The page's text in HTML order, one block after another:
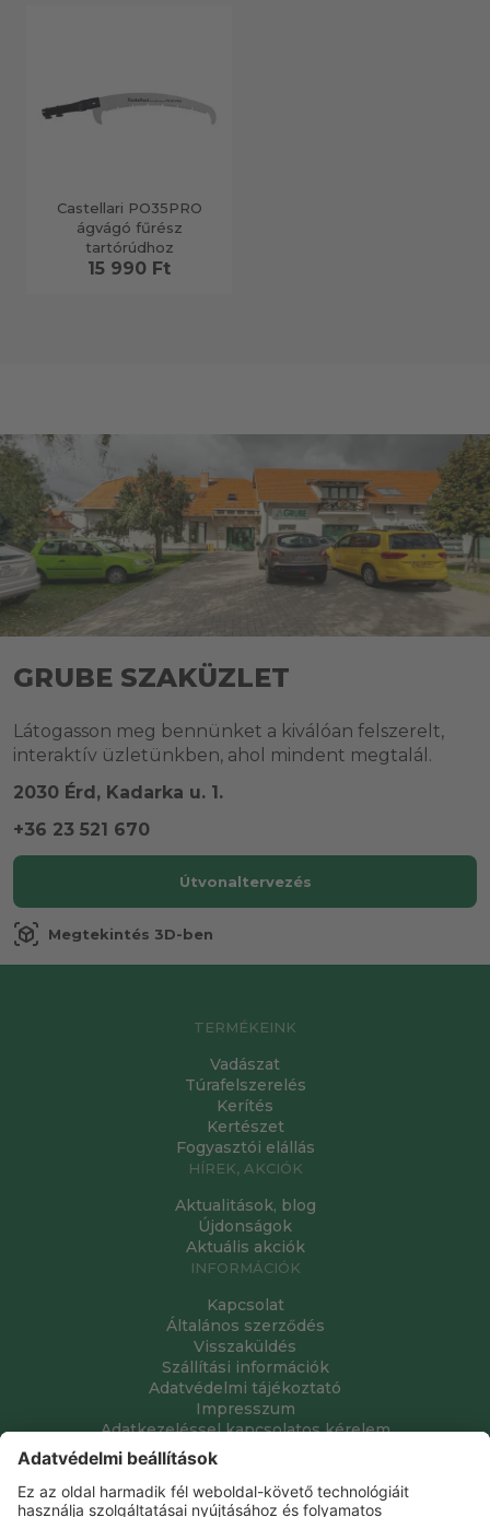
Castellari PO35PRO
ágvágó fűrész
tartórúdhoz
15 990 Ft
GRUBE SZAKÜZLET
Látogasson meg bennünket a kiválóan felszerelt,
interaktív üzletünkben, ahol mindent megtalál.
2030 Érd, Kadarka u. 1.
+36 23 521 670
Útvonaltervezés
view_in_ar Megtekintés 3D-ben
TERMÉKEINK
Vadászat
Túrafelszerelés
Kerítés
Kertészet
Fogyasztói elállás
HÍREK, AKCIÓK
Aktualitások, blog
Újdonságok
Aktuális akciók
INFORMÁCIÓK
Kapcsolat
Általános szerződés
Visszaküldés
Szállítási információk
Adatvédelmi tájékoztató
Impresszum
Adatkezeléssel kapcsolatos kérelem